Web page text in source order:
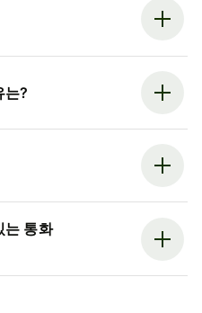
는?
는 통화